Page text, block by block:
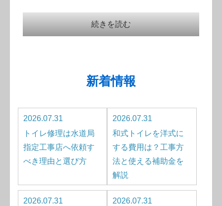
続きを読む
新着情報
2026.07.31
トイレ修理は水道局
指定工事店へ依頼す
べき理由と選び方
2026.07.31
和式トイレを洋式に
する費用は？工事方
法と使える補助金を
解説
2026.07.31
2026.07.31